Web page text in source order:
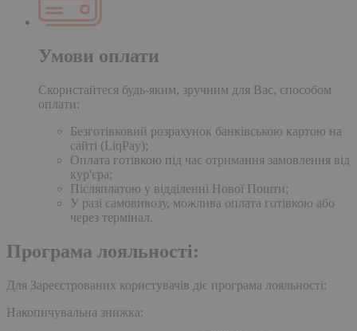
Умови оплати
Скористайтеся будь-яким, зручним для Вас, способом
оплати:
Безготівковий розрахунок банківською картою на
сайті (LiqPay);
Оплата готівкою під час отримання замовлення від
кур'єра;
Післяплатою у відділенні Нової Пошти;
У разі самовивозу, можлива оплата готівкою або
через термінал.
Програма лояльності:
Для Зареєстрованих користувачів діє програма лояльності:
Накопичувальна знижка: